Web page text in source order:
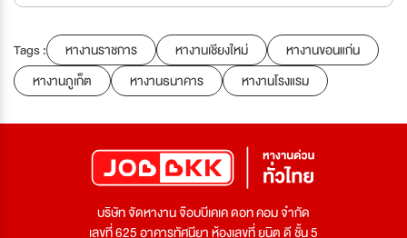
Tags : หางานราชการ หางานเชียงใหม่
หางานขอนแก่น
หางานภูเก็ต
หางานธนาคาร หางานโรงแรม
บริษัท จัดหางาน จ๊อบบีเคเค ดอท คอม จำกัด
เลขที่ 625 อาคารทัศนียา ห้องเลขที่ ยูนิต ดี ชั้น 5